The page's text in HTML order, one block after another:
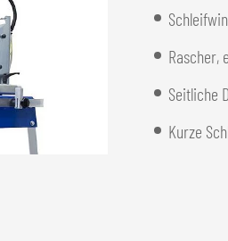
Rascher,
Seitliche
Kurze